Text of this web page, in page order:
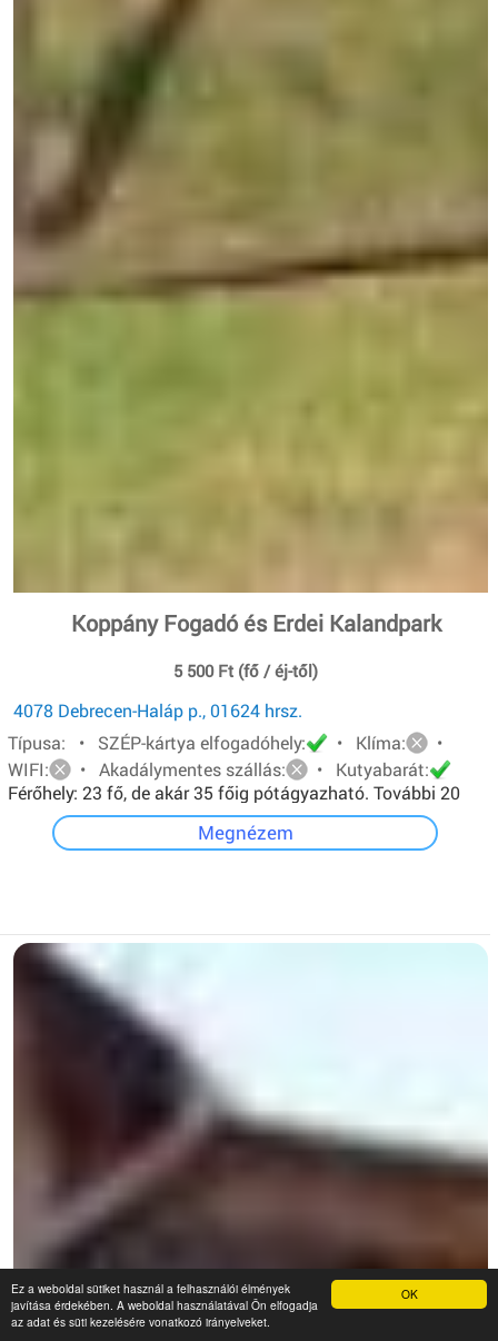
OK
Ez a weboldal sütiket használ a felhasználói élmények
javítása érdekében. A weboldal használatával Ön elfogadja
az adat és süti kezelésére vonatkozó irányelveket.
Koppány Fogadó és Erdei Kalandpark
5 500 Ft (fő / éj-től)
4078 Debrecen-Haláp p., 01624 hrsz.
Típusa: • SZÉP-kártya elfogadóhely:
• Klíma:
•
WIFI:
• Akadálymentes szállás:
• Kutyabarát:
Férőhely: 23 fő, de akár 35 főig pótágyazható. További 20
főt pedig sátorban tudunk elhelyezni.
Megnézem